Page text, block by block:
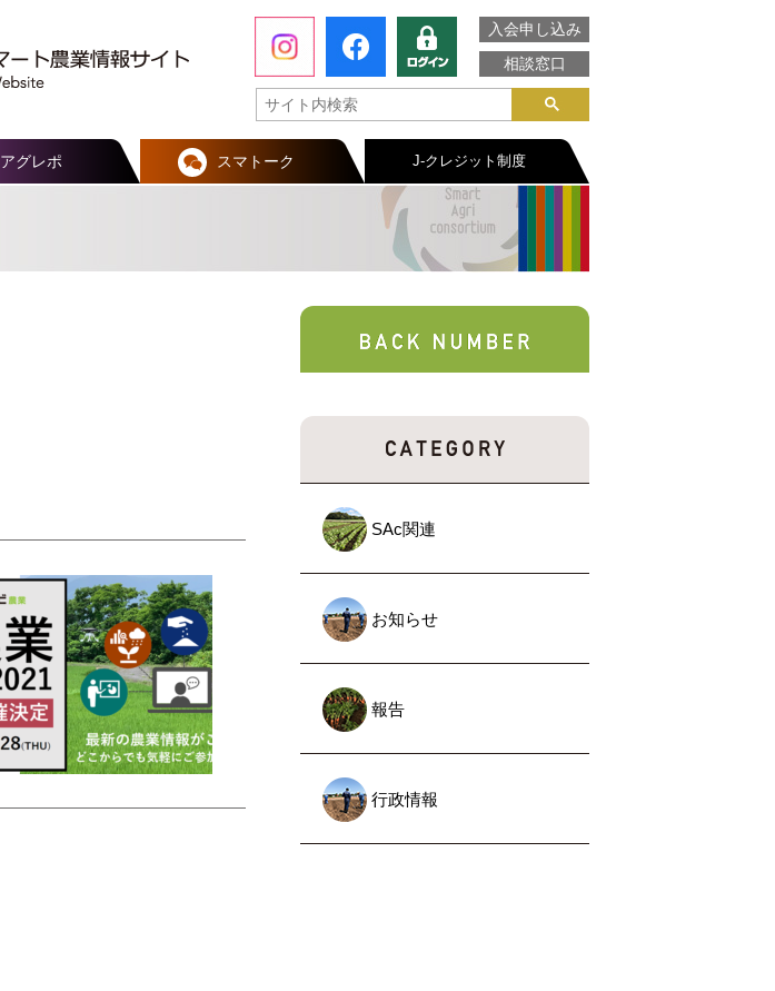
入会申し込み
相談窓口
アグレポ スマトーク J-クレジット制度
SAc関連
お知らせ
報告
行政情報